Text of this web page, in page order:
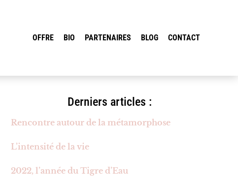
OFFRE BIO PARTENAIRES BLOG CONTACT
Derniers articles :
Rencontre autour de la métamorphose
L’intensité de la vie
2022, l’année du Tigre d’Eau